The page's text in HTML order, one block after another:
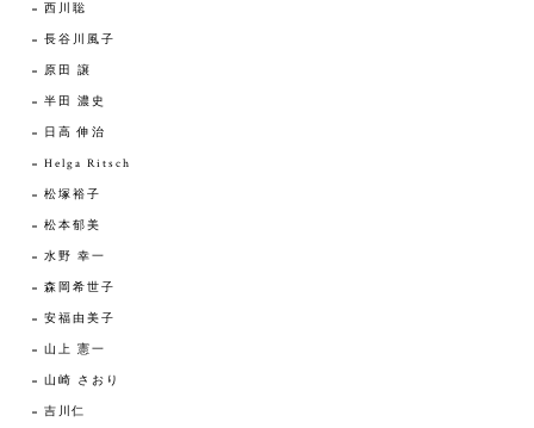
西川聡
長谷川風子
原田 譲
半田 濃史
日高 伸治
Helga Ritsch
松塚裕子
松本郁美
水野 幸一
森岡希世子
安福由美子
山上 憲一
山崎 さおり
吉川仁